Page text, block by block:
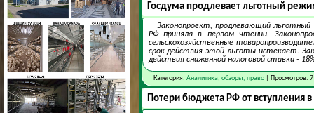
Госдума продлевает льготный
Законопроект, продлевающий льготный
РФ приняла в первом чтении.
сельскохозяйственные
срок действия этой льготы истекает.
действия сниженной налоговой ставки -
Категория: Аналитика, обзоры, право| Просмотров:
Потери бюджета РФ от вступления